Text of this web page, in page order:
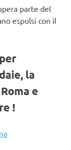
parte del
espulsi con il
la
e
!